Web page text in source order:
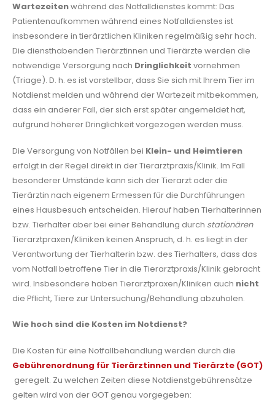
Wartezeitenwährend des Notfalldienstes kommt: Das
Patientenaufkommen während eines Notfalldienstes ist
insbesondere in tierärztlichen Kliniken regelmäßig sehr hoch.
Die diensthabenden Tierärztinnen und Tierärzte werden die
notwendige Versorgung nach Dringlichkeit vornehmen
(Triage). D. h. es ist vorstellbar, dass Sie sich mit Ihrem Tier im
Notdienst melden und während der Wartezeit mitbekommen,
dass ein anderer Fall, der sich erst später angemeldet hat,
aufgrund höherer Dringlichkeit vorgezogen werden muss.
Die Versorgung von Notfällen bei Klein- und Heimtieren
erfolgt in der Regel direkt in der Tierarztpraxis/Klinik. Im Fall
besonderer Umstände kann sich der Tierarzt oder die
Tierärztin nach eigenem Ermessen für die Durchführungen
eines Hausbesuch entscheiden. Hierauf haben Tierhalterinnen
bzw. Tierhalter aber bei einer Behandlung durch stationären
Tierarztpraxen/Kliniken keinen Anspruch, d. h. es liegt in der
Verantwortung der Tierhalterin bzw. des Tierhalters, dass das
vom Notfall betroffene Tier in die Tierarztpraxis/Klinik gebracht
wird. Insbesondere haben Tierarztpraxen/Kliniken auch nicht
die Pflicht, Tiere zur Untersuchung/Behandlung abzuholen.
Wie hoch sind die Kosten im Notdienst?
Die Kosten für eine Notfallbehandlung werden durch die
Gebührenordnung für Tierärztinnen und Tierärzte (GOT)
geregelt. Zu welchen Zeiten diese Notdienstgebührensätze
gelten wird von der GOT genau vorgegeben: